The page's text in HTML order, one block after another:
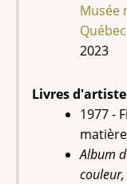
Musée
Québec
2023
Livres d'artiste
1977 -
Album
couleur,